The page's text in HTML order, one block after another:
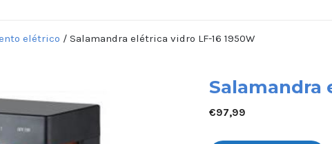
elétrico / Salamandra elétrica vidro LF-16 1950W
Salamandra
€97,99